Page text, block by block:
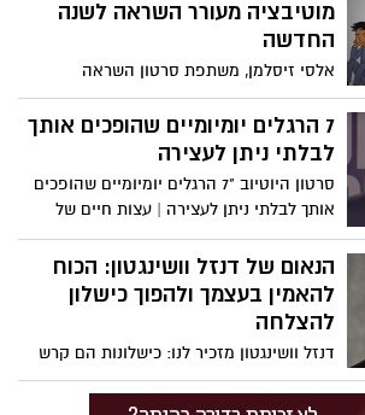
מוטיבציה מעורר השראה לשנה
החדשה
אלסי זיסלמן, משתפת סרטון השראה
7 הרגלים יומיומיים שהופכים אותך
לבלתי ניתן לעצירה
סרטון היוטיוב "7 הרגלים יומיומיים שהופכים
אותך לבלתי ניתן לעצירה | עצות חיים של
דנזל וושינגטון - Inspire Force" מתאר שבעה
פרקטיקות יומיומיות להשגת גדולה, כולל
התחלה בהכרת תודה או מטרה, שליטה
בבוקר, טיפוח משמעת על פני מוטיבציה,
ביטול תירוצים, אימוץ כאב כשותף לצמיחה,
ביטוי חיים לקיום וסיום היום בהתבוננות
וחזרה לבניית עקביות.
הנאום של דנזל וושינגטון: הכוח
להאמין בעצמך ולהפוך כישלון
להצלחה
דנזל וושינגטון מזכיר לנו: כישלונות הם קרש
קפיצה, התמדה היא המפתח, ורק חלומות
שמגובים במעשים הופכים למציאות. צפו: